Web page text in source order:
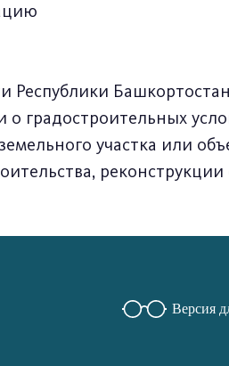
Республики Башкортостан
участка или
реконструкции
Версия